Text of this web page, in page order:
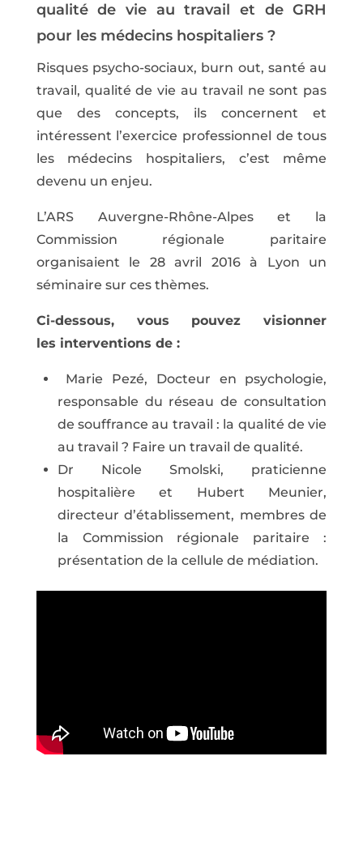
qualité de vie au travail et de GRH
pour les médecins hospitaliers ?
Risques psycho-sociaux, burn out, santé au
travail, qualité de vie au travail ne sont pas
que des concepts, ils concernent et
intéressent l’exercice professionnel de tous
les médecins hospitaliers, c’est même
devenu un enjeu.
L’ARS Auvergne-Rhône-Alpes et la
Commission régionale paritaire
organisaient le 28 avril 2016 à Lyon un
séminaire sur ces thèmes.
Ci-dessous, vous pouvez visionner
les interventions de :
Marie Pezé, Docteur en psychologie,
responsable du réseau de consultation
de souffrance au travail : la qualité de vie
au travail ? Faire un travail de qualité.
Dr Nicole Smolski, praticienne
hospitalière et Hubert Meunier,
directeur d’établissement, membres de
la Commission régionale paritaire :
présentation de la cellule de médiation.